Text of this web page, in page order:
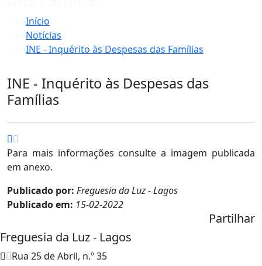
Início
Notícias
INE - Inquérito às Despesas das Famílias
INE - Inquérito às Despesas das
Famílias
Para mais informações consulte a imagem publicada
em anexo.
Publicado por: Freguesia da Luz - Lagos
Publicado em: 15-02-2022
Partilhar
Freguesia da Luz - Lagos
Rua 25 de Abril, n.º 35